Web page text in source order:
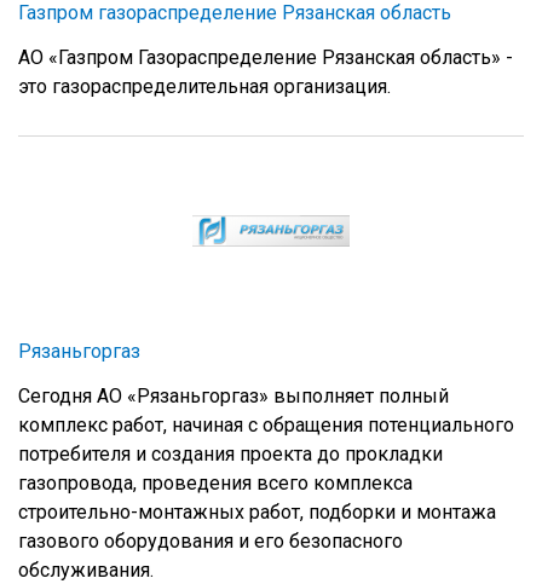
Газпром газораспределение Рязанская область
АО «Газпром Газораспределение Рязанская область» -
это газораспределительная организация.
Рязаньгоргаз
Сегодня АО «Рязаньгоргаз» выполняет полный
комплекс работ, начиная с обращения потенциального
потребителя и создания проекта до прокладки
газопровода, проведения всего комплекса
строительно-монтажных работ, подборки и монтажа
газового оборудования и его безопасного
обслуживания.